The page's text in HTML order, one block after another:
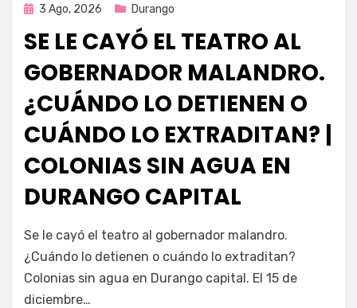
Publicada
3 Ago, 2026 Durango
SE LE CAYÓ EL TEATRO AL
GOBERNADOR MALANDRO.
¿CUÁNDO LO DETIENEN O
CUÁNDO LO EXTRADITAN? |
COLONIAS SIN AGUA EN
DURANGO CAPITAL
por Fernando Miranda Servín
Se le cayó el teatro al gobernador malandro.
¿Cuándo lo detienen o cuándo lo extraditan?
Colonias sin agua en Durango capital. El 15 de
diciembre…